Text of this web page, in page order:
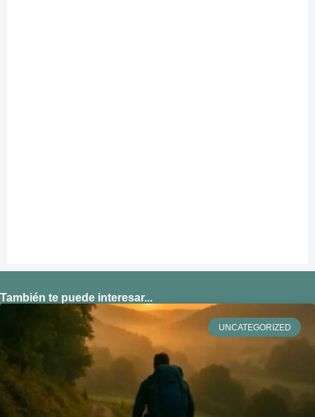
También te puede interesar...
UNCATEGORIZED